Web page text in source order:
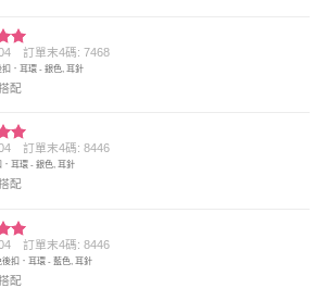
訂單末4碼: 7468
．耳環 - 銀色, 耳針
配
訂單末4碼: 8446
耳環 - 銀色, 耳針
配
訂單末4碼: 8446
扣．耳環 - 藍色, 耳針
配